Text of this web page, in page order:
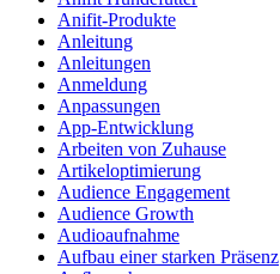
Anifit-Produkte
Anleitung
Anleitungen
Anmeldung
Anpassungen
App-Entwicklung
Arbeiten von Zuhause
Artikeloptimierung
Audience Engagement
Audience Growth
Audioaufnahme
Aufbau einer starken Präsenz